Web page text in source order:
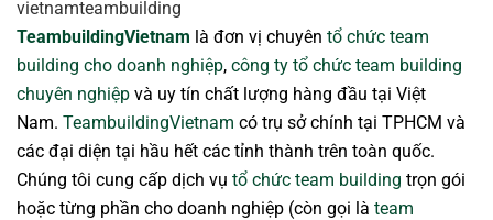
TeambuildingVietnam là đơn vị chuyên tổ chức team
building cho doanh nghiệp, công ty tổ chức team building
chuyên nghiệp và uy tín chất lượng hàng đầu tại Việt
Nam. TeambuildingVietnam có trụ sở chính tại TPHCM và
các đại diện tại hầu hết các tỉnh thành trên toàn quốc.
Chúng tôi cung cấp dịch vụ tổ chức team building trọn gói
hoặc từng phần cho doanh nghiệp (còn gọi là team